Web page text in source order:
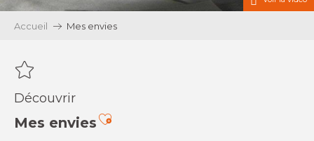
Accueil Mes envies
Découvrir
Mes enviesAjouter aux favoris